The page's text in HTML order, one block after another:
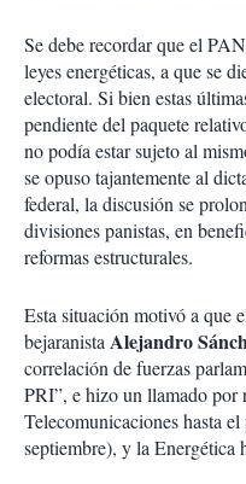
Se debe recordar que el
leyes energéticas, a que se
electoral. Si bien estas
pendiente del paquete
no podía estar sujeto al
se opuso tajantemente al
federal, la discusión se
divisiones panistas, en
reformas estructurales.
Esta situación motivó a que
bejaranista Alejandro
correlación de fuerzas
PRI”, e hizo un llamado por
Telecomunicaciones hasta
septiembre), y la Energética